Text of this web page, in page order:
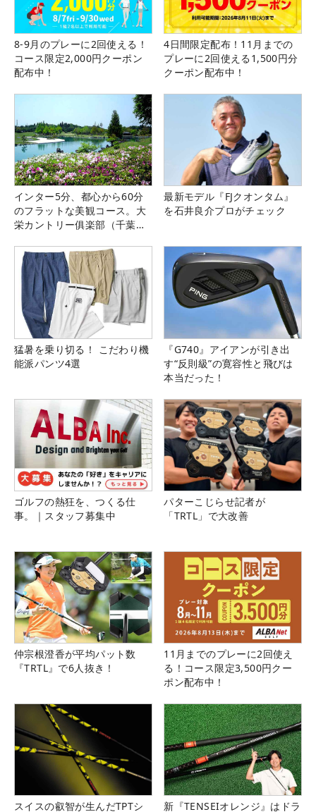
8-9月のプレーに2回使える！
コース限定2,000円クーポン
配布中！
4日間限定配布！11月までの
プレーに2回使える1,500円分
クーポン配布中！
インター5分、都心から60分
のフラットな美観コース。大
栄カントリー俱楽部（千葉
最新モデル『FJクオンタム』
を石井良介プロがチェック
猛暑を乗り切る！ こだわり機
能派パンツ4選
『G740』アイアンが引き出
す“反則級”の寛容性と飛びは
本当だった！
ゴルフの熱狂を、つくる仕
事。｜スタッフ募集中
パターこじらせ記者が
「TRTL」で大改善
仲宗根澄香が平均パット数
『TRTL』で6人抜き！
11月までのプレーに2回使え
る！コース限定3,500円クー
ポン配布中！
スイスの叡智が生んだTPTシ
新『TENSEIオレンジ』はドラ